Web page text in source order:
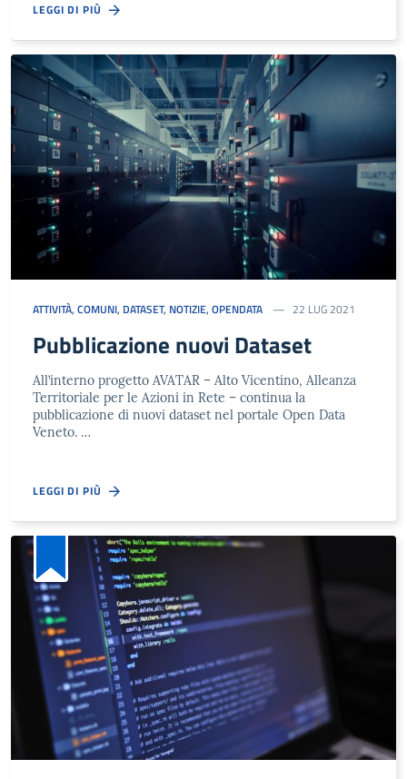
LEGGI DI PIÙ
ATTIVITÀ, COMUNI, DATASET, NOTIZIE, OPENDATA 22 LUG 2021
Pubblicazione nuovi Dataset
All’interno progetto AVATAR – Alto Vicentino, Alleanza
Territoriale per le Azioni in Rete – continua la
pubblicazione di nuovi dataset nel portale Open Data
Veneto. …
LEGGI DI PIÙ